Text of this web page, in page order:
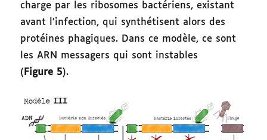
charge par les ribosomes bactériens, existant
avant l’infection, qui synthétisent alors des
protéines phagiques. Dans ce modèle, ce sont
les ARN messagers qui sont instables
( Figure 5).